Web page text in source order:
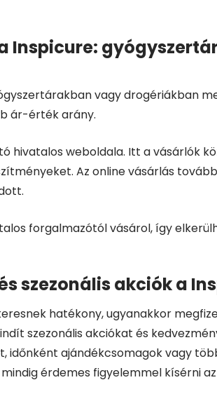
Inspicure:
vagy drogériákban
ár-érték arány.
hivatalos weboldala. Itt a vásárlók
Az online vásárlás
forgalmazótól vásárol, így
szezonális akciók a
hatékony, ugyanakkor
szezonális akciókat és
időnként ajándékcsomagok vagy
érdemes figyelemmel kísérni